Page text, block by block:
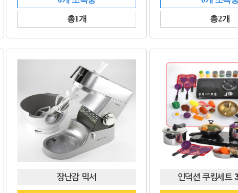
총1개 총2개
장난감 믹서 인덕션 쿠킹세트